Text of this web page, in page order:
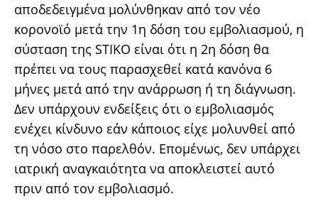
αποδεδειγμένα μολύνθηκαν από τον νέο
κορονοϊό μετά την 1η δόση του εμβολιασμού, η
σύσταση της STIKO είναι ότι η 2η δόση θα
πρέπει να τους παρασχεθεί κατά κανόνα 6
μήνες μετά από την ανάρρωση ή τη διάγνωση.
Δεν υπάρχουν ενδείξεις ότι ο εμβολιασμός
ενέχει κίνδυνο εάν κάποιος είχε μολυνθεί από
τη νόσο στο παρελθόν. Επομένως, δεν υπάρχει
ιατρική αναγκαιότητα να αποκλειστεί αυτό
πριν από τον εμβολιασμό.